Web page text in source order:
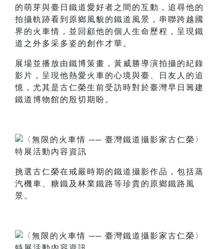
的萌芽與臺日鐵道愛好者之間的互動，追尋他的
拍攝軌跡看到原鄉風貌的鐵道風景，串聯跨越國
界的火車情，並回顧他的個人生命歷程，呈現鐵
道之外多采多姿的創作才華。
展場並播放由鐵博策畫，黃威勝導演拍攝的紀錄
影片，呈現他熱愛火車的心境與臺、日友人的追
憶，尤其是古仁榮生前受訪時對於臺灣早日籌建
鐵道博物館的殷切期盼。
挑選古仁榮在戒嚴時期的鐵道攝影作品，包括蒸
汽機車、糖鐵及林業鐵路等珍貴的原鄉鐵路風
景。